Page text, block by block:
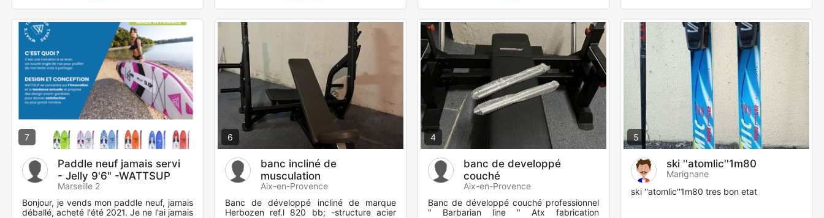
7
Paddle neuf jamais servi
- Jelly 9'6" -WATTSUP
Marseille 2
Bonjour, je vends mon paddle neuf, jamais
déballé, acheté l'été 2021. Je ne l'ai jamais
6
banc incliné de
musculation
Aix-en-Provence
Banc de développé incliné de marque
Herbozen ref.l 820 bb; -structure acier
4
banc de developpé
couché
Aix-en-Provence
Banc de développé couché professionnel
" Barbarian line " Atx fabrication
5
ski ''atomlic''1m80
Marignane
ski ''atomlic''1m80 tres bon etat